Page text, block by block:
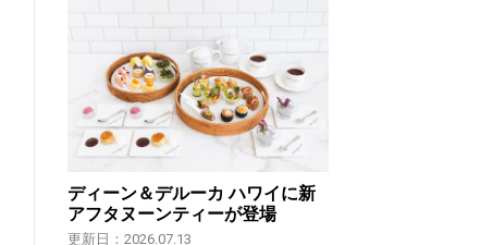
ディーン＆デルーカ ハワイに新
アフタヌーンティーが登場
更新日：2026.07.13